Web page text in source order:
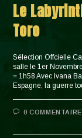
Le
Toro
Sélection Offcielle
salle le 1er
= 1h58 Avec Ivana
Espagne, la guerre
0 COMMENTAIRE